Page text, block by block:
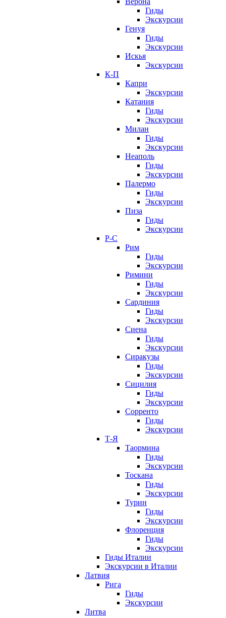
Гиды
Экскурсии
Генуя
Гиды
Экскурсии
Искья
Экскурсии
К-П
Капри
Экскурсии
Катания
Гиды
Экскурсии
Милан
Гиды
Экскурсии
Неаполь
Гиды
Экскурсии
Палермо
Гиды
Экскурсии
Пиза
Гиды
Экскурсии
Р-С
Рим
Гиды
Экскурсии
Римини
Гиды
Экскурсии
Сардиния
Гиды
Экскурсии
Сиена
Гиды
Экскурсии
Сиракузы
Гиды
Экскурсии
Сицилия
Гиды
Экскурсии
Сорренто
Гиды
Экскурсии
Т-Я
Таормина
Гиды
Экскурсии
Тоскана
Гиды
Экскурсии
Турин
Гиды
Экскурсии
Флоренция
Гиды
Экскурсии
Гиды Италии
Экскурсии в Италии
Латвия
Рига
Гиды
Экскурсии
Литва